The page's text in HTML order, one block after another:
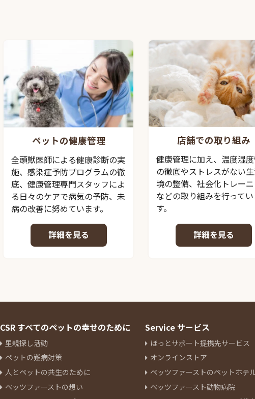
ペットの健康管理
全頭獣医師による健康診断の実
施、感染症予防プログラムの徹
底、健康管理専門スタッフによ
る日々のケアで病気の予防、未
病の改善に努めています。
詳細を見る
店舗での取り組み
健康管理に加え、温度湿
の徹底やストレスがない
境の整備、社会化トレー
などの取り組みを行って
す。
詳細を見る
CSR すべてのペットの幸せのために
里親探し活動
ペットの難病対策
人とペットの共生のために
ペッツファーストの想い
Service サービス
ほっとサポート提携先サービス
オンラインストア
ペッツファーストのペットホテ
ペッツファースト動物病院